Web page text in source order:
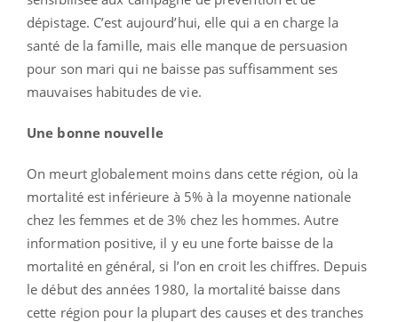
dépistage. C’est aujourd’hui, elle qui a en charge la
santé de la famille, mais elle manque de persuasion
pour son mari qui ne baisse pas suffisamment ses
mauvaises habitudes de vie.
Une bonne nouvelle
On meurt globalement moins dans cette région, où la
mortalité est inférieure à 5% à la moyenne nationale
chez les femmes et de 3% chez les hommes. Autre
information positive, il y eu une forte baisse de la
mortalité en général, si l’on en croit les chiffres. Depuis
le début des années 1980, la mortalité baisse dans
cette région pour la plupart des causes et des tranches